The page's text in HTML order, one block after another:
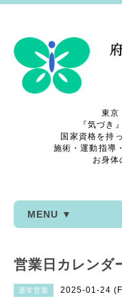
東京
『気づき
国家資格を持
施術・運動指導
お身体
MENU ▼
営業日カレンダ
通常営業 2025-01-24